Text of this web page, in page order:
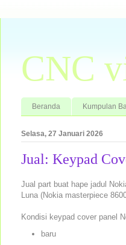
CNC
Beranda Kumpulan
Selasa, 27 Januari 2026
Jual: Keypad
Jual part buat hape jadul
Luna (Nokia masterpiece
Kondisi keypad cover panel
baru